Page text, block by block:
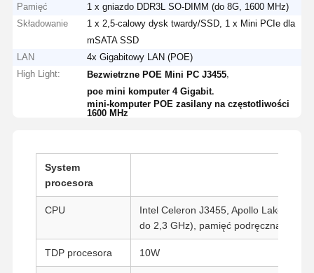
Pamięć
1 x gniazdo DDR3L SO-DIMM (do 8G, 1600 MHz)
Składowanie
1 x 2,5-calowy dysk twardy/SSD, 1 x Mini PCIe dla
mSATA SSD
LAN
4x Gigabitowy LAN (POE)
High Light:
Bezwietrzne POE Mini PC J3455
poe mini komputer 4 Gigabit
mini-komputer POE zasilany na częstotliwości
1600 MHz
System
procesora
CPU
Intel Celeron J3455, Apollo Lake, 4
do 2,3 GHz), pamięć podręczna 2M,
TDP procesora 10W